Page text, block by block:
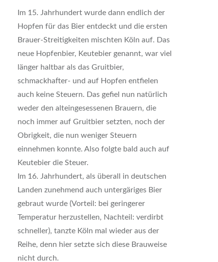
Im 15. Jahrhundert wurde dann endlich der
Hopfen für das Bier entdeckt und die ersten
Brauer-Streitigkeiten mischten Köln auf. Das
neue Hopfenbier, Keutebier genannt, war viel
länger haltbar als das Gruitbier,
schmackhafter- und auf Hopfen entfielen
auch keine Steuern. Das gefiel nun natürlich
weder den alteingesessenen Brauern, die
noch immer auf Gruitbier setzten, noch der
Obrigkeit, die nun weniger Steuern
einnehmen konnte. Also folgte bald auch auf
Keutebier die Steuer.
Im 16. Jahrhundert, als überall in deutschen
Landen zunehmend auch untergäriges Bier
gebraut wurde (Vorteil: bei geringerer
Temperatur herzustellen, Nachteil: verdirbt
schneller), tanzte Köln mal wieder aus der
Reihe, denn hier setzte sich diese Brauweise
nicht durch.